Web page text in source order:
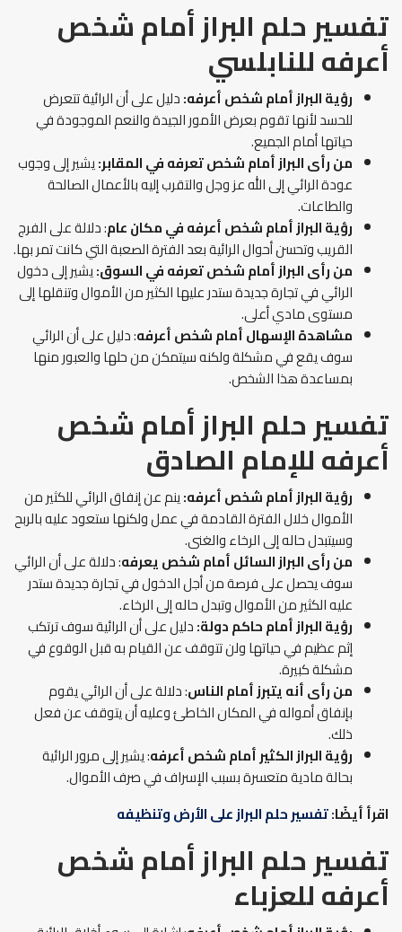
تفسير حلم البراز أمام شخص
أعرفه للنابلسي
رؤية البراز أمام شخص أعرفه:دليل على أن الرائية تتعرض
للحسد لأنها تقوم بعرض الأمور الجيدة والنعم الموجودة في
حياتها أمام الجميع.
من رأى البراز أمام شخص تعرفه في المقابر:يشير إلى وجوب
عودة الرائي إلى الله عز وجل والتقرب إليه بالأعمال الصالحة
والطاعات.
رؤية البراز أمام شخص أعرفه في مكان عام: دلالة على الفرج
القريب وتحسن أحوال الرائية بعد الفترة الصعبة التي كانت تمر بها.
من رأى البراز أمام شخص تعرفه في السوق:يشير إلى دخول
الرائي في تجارة جديدة ستدر عليها الكثير من الأموال وتنقلها إلى
مستوى مادي أعلى.
مشاهدة الإسهال أمام شخص أعرفه: دليل على أن الرائي
سوف يقع في مشكلة ولكنه سيتمكن من حلها والعبور منها
بمساعدة هذا الشخص.
تفسير حلم البراز أمام شخص
أعرفه للإمام الصادق
رؤية البراز أمام شخص أعرفه:ينم عن إنفاق الرائي للكثير من
الأموال خلال الفترة القادمة في عمل ولكنها ستعود عليه بالربح
وسيتبدل حاله إلى الرخاء والغنى.
من رأى البراز السائل أمام شخص يعرفه: دلالة على أن الرائي
سوف يحصل على فرصة من أجل الدخول في تجارة جديدة ستدر
عليه الكثير من الأموال وتبدل حاله إلى الرخاء.
رؤية البراز أمام حاكم دولة:دليل على أن الرائية سوف ترتكب
إثم عظيم في حياتها ولن تتوقف عن القيام به قبل الوقوع في
مشكلة كبيرة.
من رأى أنه يتبرز أمام الناس: دلالة على أن الرائي يقوم
بإنفاق أمواله في المكان الخاطئ وعليه أن يتوقف عن فعل
ذلك.
رؤية البراز الكثير أمام شخص أعرفه: يشير إلى مرور الرائية
بحالة مادية متعسرة بسبب الإسراف في صرف الأموال.
اقرأ أيضًا:تفسير حلم البراز على الأرض وتنظيفه
تفسير حلم البراز أمام شخص
أعرفه للعزباء